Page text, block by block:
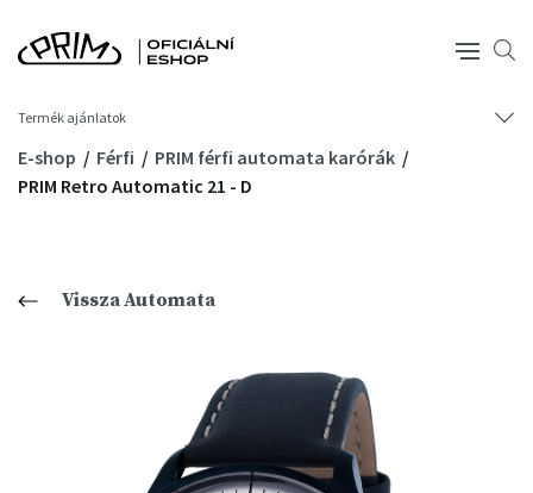
Termék ajánlatok
E-shop Férfi
PRIM férfi automata karórák
PRIM Retro Automatic 21 - D
Vissza Automata